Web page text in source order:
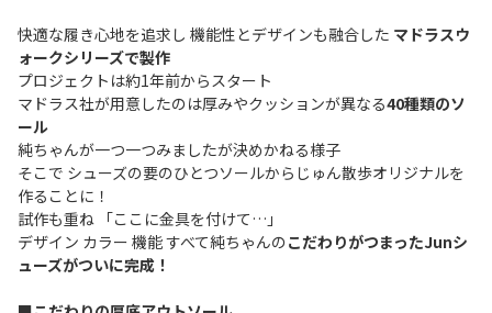
快適な履き心地を追求し 機能性とデザインも融合した マドラスウ
ォークシリーズで製作
プロジェクトは約1年前からスタート
マドラス社が用意したのは厚みやクッションが異なる40種類のソ
ール
純ちゃんが一つ一つみましたが決めかねる様子
そこで シューズの要のひとつソールからじゅん散歩オリジナルを
作ることに！
試作も重ね 「ここに金具を付けて…」
デザイン カラー 機能 すべて純ちゃんのこだわりがつまったJunシ
ューズがついに完成！